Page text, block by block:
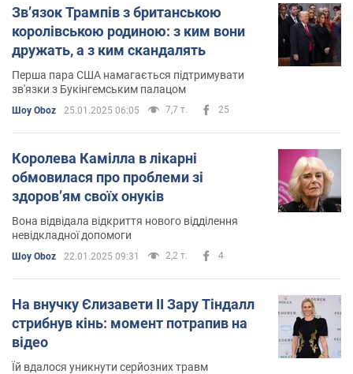
Звʼязок Трампів з британською
королівською родиною: з ким вони
дружать, а з ким скандалять
Перша пара США намагається підтримувати
зв'язки з Букінгемським палацом
Шоу Oboz 25.01.2025 06:05 7,7 т. 25
Королева Камілла в лікарні
обмовилася про проблеми зі
здоровʼям своїх онуків
Вона відвідала відкриття нового відділення
невідкладної допомоги
Шоу Oboz 22.01.2025 09:31 2,2 т. 4
На внучку Єлизавети II Зару Тіндалл
стрибнув кінь: момент потрапив на
відео
Їй вдалося уникнути серйозних травм